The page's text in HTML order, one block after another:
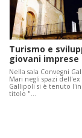
Turismo e
giovani imprese
Nella sala Convegni
Mari negli spazi
Gallipoli si è tenuto
titolo "…